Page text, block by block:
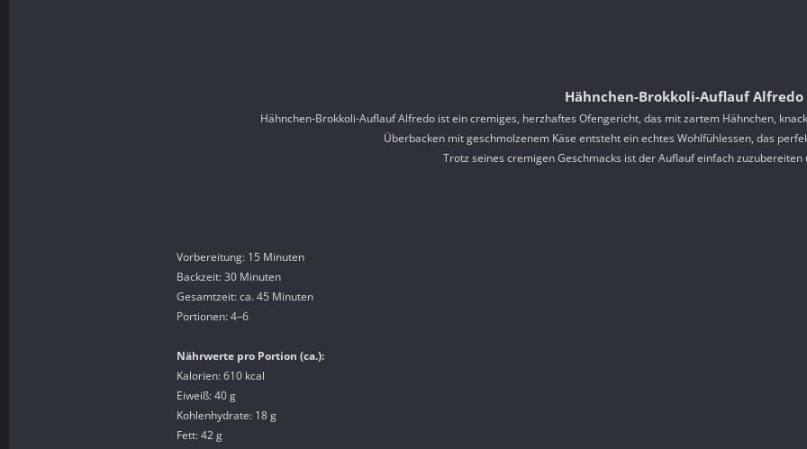
Hähnchen-Brokkoli-Auflauf Alfredo
Hähnchen-Brokkoli-Auflauf Alfredo ist ein cremiges, herzhaftes Ofengericht, das mit zartem Hähnchen,
Überbacken mit geschmolzenem Käse entsteht ein echtes Wohlfühlessen, das
Trotz seines cremigen Geschmacks ist der Auflauf einfach
Vorbereitung: 15 Minuten
Backzeit: 30 Minuten
Gesamtzeit: ca. 45 Minuten
Portionen: 4–6
Nährwerte pro Portion (ca.):
Kalorien: 610 kcal
Eiweiß: 40 g
Kohlenhydrate: 18 g
Fett: 42 g